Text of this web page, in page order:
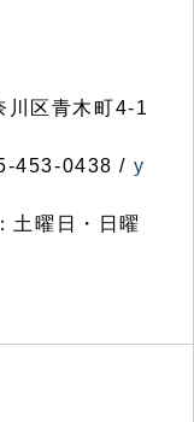
区青木町4-1
453-0438 / y
土曜日・日曜